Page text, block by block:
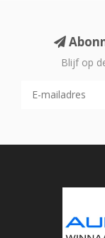
Blijf op